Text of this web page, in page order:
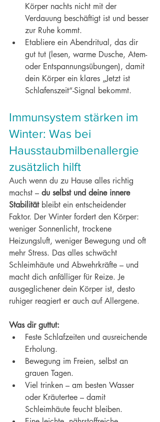
Körper nachts nicht mit der
Verdauung beschäftigt ist und besser
zur Ruhe kommt.
Etabliere ein Abendritual, das dir
gut tut (lesen, warme Dusche, Atem-
oder Entspannungsübungen), damit
dein Körper ein klares „Jetzt ist
Schlafenszeit“-Signal bekommt.
Immunsystem stärken im
Winter: Was bei
Hausstaubmilbenallergie
zusätzlich hilft
Auch wenn du zu Hause alles richtig
machst – du selbst und deine innere
Stabilität bleibt ein entscheidender
Faktor. Der Winter fordert den Körper:
weniger Sonnenlicht, trockene
Heizungsluft, weniger Bewegung und oft
mehr Stress. Das alles schwächt
Schleimhäute und Abwehrkräfte – und
macht dich anfälliger für Reize. Je
ausgeglichener dein Körper ist, desto
ruhiger reagiert er auch auf Allergene.
Was dir guttut:
Feste Schlafzeiten und ausreichende
Erholung.
Bewegung im Freien, selbst an
grauen Tagen.
Viel trinken – am besten Wasser
oder Kräutertee – damit
Schleimhäute feucht bleiben.